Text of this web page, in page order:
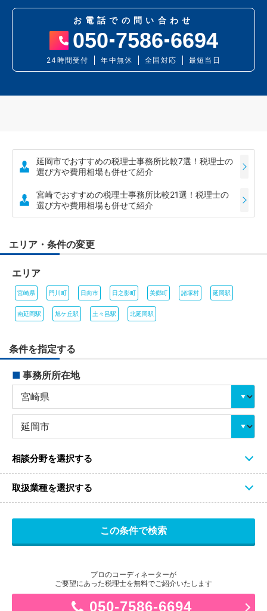
お電話での問い合わせ
050 7586 6694
24時間受付 年中無休 全国対応 最短当日
延岡市でおすすめの税理士事務所比較7選！税理士の
選び方や費用相場も併せて紹介
宮崎でおすすめの税理士事務所比較21選！税理士の
選び方や費用相場も併せて紹介
エリア・条件の変更
エリア
宮崎県 門川町 日向市 日之影町 美郷町 諸塚村 延岡駅
南延岡駅 旭ケ丘駅 土々呂駅 北延岡駅
条件を指定する
■ 事務所所在地
相談分野を選択する
取扱業種を選択する
プロのコーディネーターが
ご要望にあった税理士を無料でご紹介いたします
050-7586-6694